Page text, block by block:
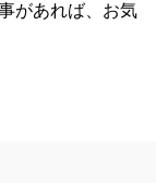
があれば、お気